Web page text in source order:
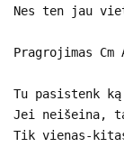
Nes ten jau
Pragrojimas Cm
Tu pasistenk
Jei neišeina,
Tik vienas-